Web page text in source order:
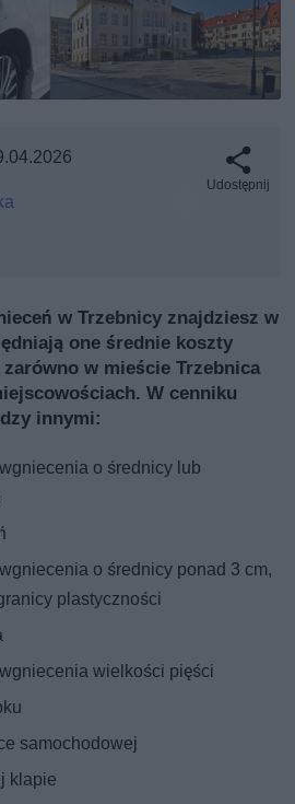
Udostępnij
w Trzebnicy znajdziesz w
one średnie koszty
w mieście Trzebnica
W cenniku
innymi:
o średnicy lub
o średnicy ponad 3 cm,
plastyczności
wielkości pięści
samochodowej
klapie